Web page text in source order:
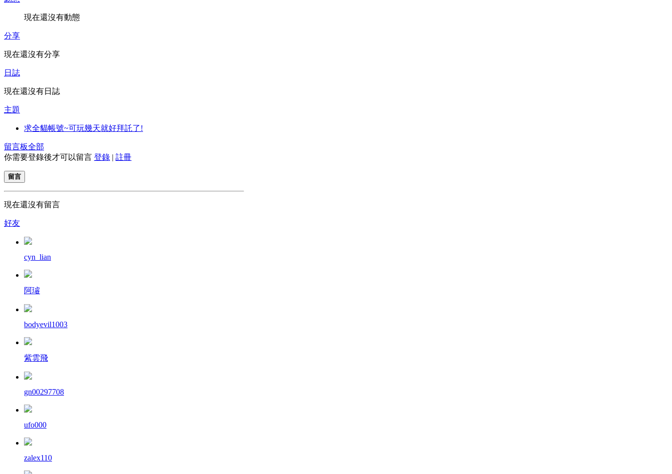
現在還沒有動態
分享
現在還沒有分享
日誌
現在還沒有日誌
主題
求全貓帳號~可玩幾天就好拜託了!
留言板全部
你需要登錄後才可以留言 登錄 | 註冊
留言
現在還沒有留言
好友
cyn_lian
阿璿
bodyevil1003
紫雲飛
gn00297708
ufo000
zalex110